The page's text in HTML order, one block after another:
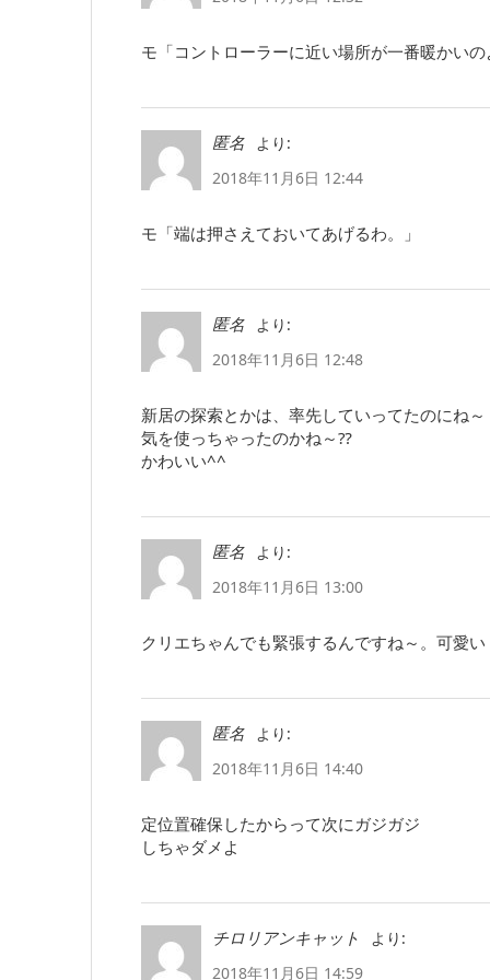
モ「コントローラーに近い場所が一番暖かいの
匿名
より:
2018年11月6日 12:44
モ「端は押さえておいてあげるわ。」
匿名
より:
2018年11月6日 12:48
新居の探索とかは、率先していってたのにね～
気を使っちゃったのかね～⁇
かわいい^^
匿名
より:
2018年11月6日 13:00
クリエちゃんでも緊張するんですね～。可愛い
匿名
より:
2018年11月6日 14:40
定位置確保したからって次にガジガジ
しちゃダメよ
チロリアンキャット
より:
2018年11月6日 14:59